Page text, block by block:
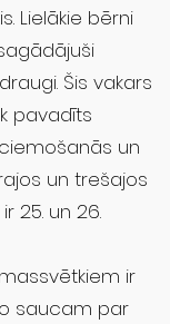
Lielākie bērni
Šis vakars
pavadīts
un
un trešajos
25. un 26.
ir
saucam par